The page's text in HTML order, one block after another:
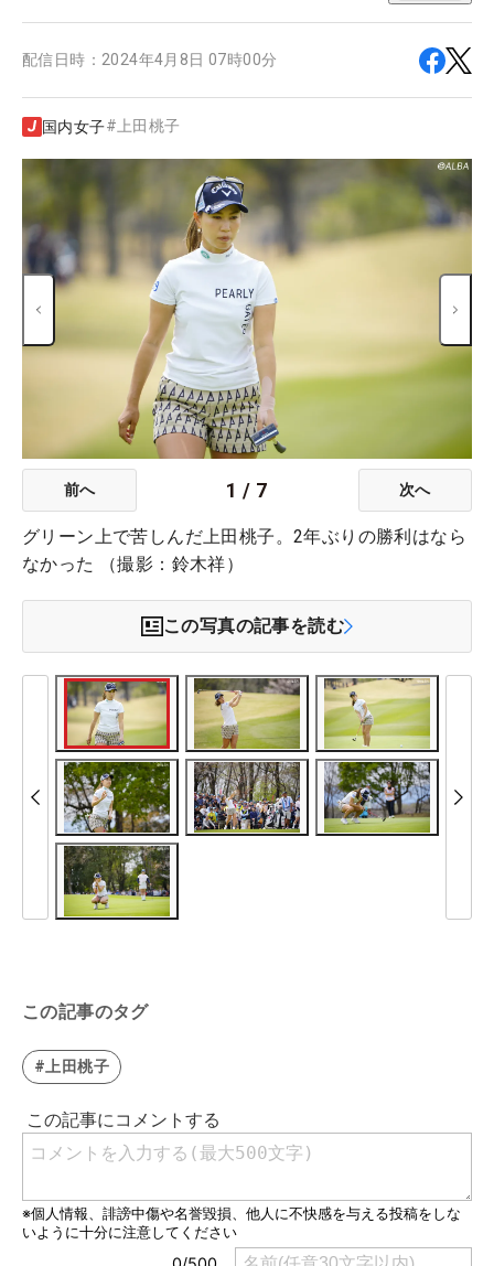
配信日時： 2024年4月8日 07時00分
国内女子#上田桃子
前へ 1 / 7 次へ
グリーン上で苦しんだ上田桃子。2年ぶりの勝利はなら
なかった （撮影：鈴木祥）
この写真の記事を読む
この記事のタグ
#上田桃子